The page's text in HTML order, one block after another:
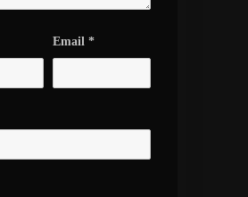
Email *